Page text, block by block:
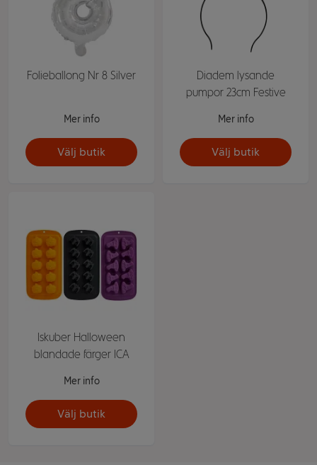
Folieballong Nr 8 Silver
Mer info
Välj butik
Diadem lysande
pumpor 23cm Festive
Mer info
Välj butik
Iskuber Halloween
blandade färger ICA
Mer info
Välj butik